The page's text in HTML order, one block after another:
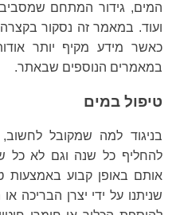
המים, גידור המתחם שמסביב
ועוד. במאמר זה נסקור
כאשר מידע מקיף יותר
במאמרים הנוספים שבאתר.
טיפול במים
בניגוד למה שמקובל
להחליף כל שנה וגם לא כל
אותם באופן קבוע באמצעות
שניתנו על ידי יצרן